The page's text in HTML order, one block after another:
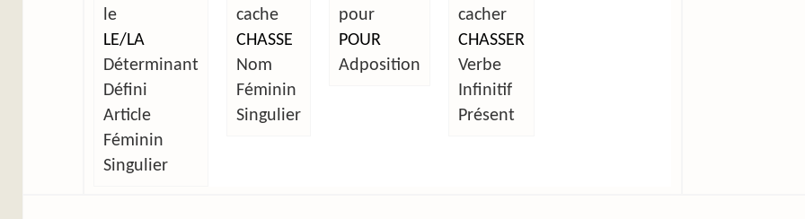
le
LE/LA
Déterminant
Défini
Article
Féminin
Singulier
cache
CHASSE
Nom
Féminin
Singulier
pour
POUR
Adposition
cacher
CHASSER
Verbe
Infinitif
Présent